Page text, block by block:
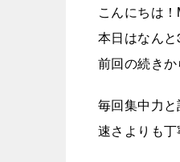
こんにちは！
本日はなんと
前回の続き
毎回集中力と
速さよりも